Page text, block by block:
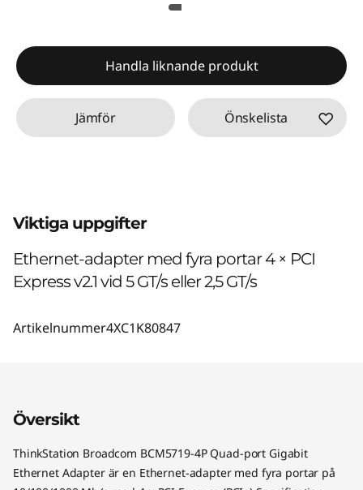
Handla liknande produkt
Jämför Önskelista
Viktiga uppgifter
Ethernet-adapter med fyra portar 4 × PCI
Express v2.1 vid 5 GT/s eller 2,5 GT/s
Artikelnummer4XC1K80847
Översikt
ThinkStation Broadcom BCM5719-4P Quad-port Gigabit
Ethernet Adapter är en Ethernet-adapter med fyra portar på